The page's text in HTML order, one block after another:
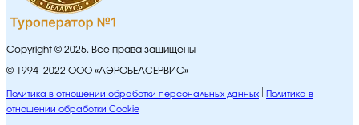
Copyright © 2025. Все права защищены
© 1994–2022 ООО «АЭРОБЕЛСЕРВИС»
Политика в отношении обработки персональных данных
Политика в
отношении обработки Cookie